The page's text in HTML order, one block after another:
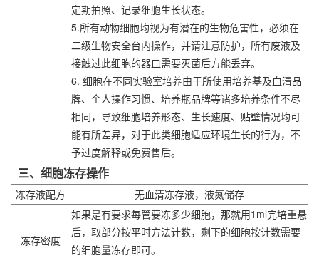
定期拍照、记录细胞生长状态。
5.所有动物细胞均视为有潜在的生物危害性，必须在
二级生物安全台内操作，并请注意防护，所有废液及
接触过此细胞的器皿需要灭菌后方能丢弃。
6. 细胞在不同实验室培养由于所使用培养基及血清品
牌、个人操作习惯、培养瓶品牌等诸多培养条件不尽
相同，导致细胞培养形态、生长速度、贴壁情况均可
能有所差异，对于此类细胞适应环境生长的行为，不
予过度解释或免费售后。
三、细胞冻存操作
冻存液配方 无血清冻存液，液氮储存
冻存密度
如果是有要求每管要冻多少细胞，那就用1ml完培重悬
后，取部分按平时方法计数，剩下的细胞按计数需要
的细胞量冻存即可。